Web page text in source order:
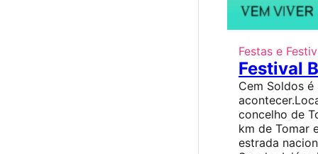
Festas e
Festival
Cem Soldos é
concelho de
km de Tomar
estrada